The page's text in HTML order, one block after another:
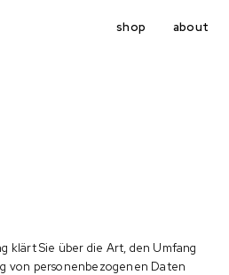
shop about
klärt Sie über die Art, den Umfang
von personenbezogenen Daten